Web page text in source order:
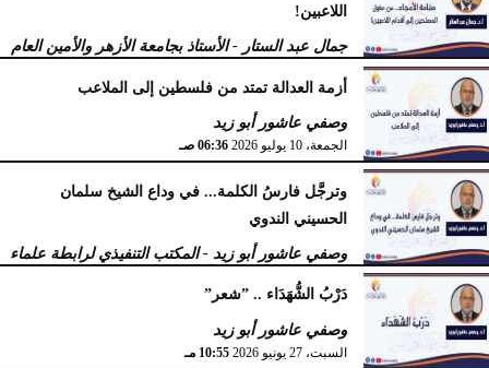
اللاعبين!
جمال عبد الستار - الأستاذ بجامعة الأزهر والأمين العام
لرابطة علماء أهل السنة
الأربعاء، 15 يوليو 2026 09:08 صـ
أزمة العدالة تمتد من فلسطين إلى الملاعب
وصفي عاشور أبو زيد
الجمعة، 10 يوليو 2026 06:36 صـ
وترجَّل فارسُ الكلمة... في وداع الشيخ سلمان
الحسيني الندوي
وصفي عاشور أبو زيد - المكتب التنفيذي لرابطة علماء
أهل السنّة
الخميس، 2 يوليو 2026 05:32 مـ
دَرْبُ الشُّهَدَاء .. ”شعر”
وصفي عاشور أبو زيد
السبت، 27 يونيو 2026 10:55 مـ